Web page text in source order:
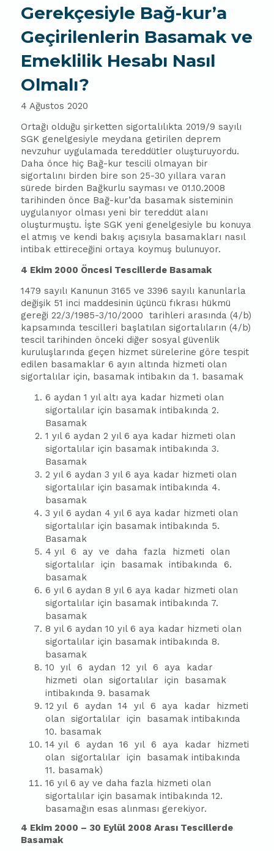
Gerekçesiyle Bağ-kur’a
Geçirilenlerin Basamak ve
Emeklilik Hesabı Nasıl
Olmalı?
4 Ağustos 2020
Ortağı olduğu şirketten sigortalılıkta 2019/9 sayılı
SGK genelgesiyle meydana getirilen deprem
nevzuhur uygulamada tereddütler oluşturuyordu.
Daha önce hiç Bağ-kur tescili olmayan bir
sigortalını birden bire son 25-30 yıllara varan
sürede birden Bağkurlu sayması ve 01.10.2008
tarihinden önce Bağ-kur’da basamak sisteminin
uygulanıyor olması yeni bir tereddüt alanı
oluşturmuştu. İşte SGK yeni genelgesiyle bu konuya
el atmış ve kendi bakış açısıyla basamakları nasıl
intibak ettireceğini ortaya koymuş bulunuyor.
4 Ekim 2000 Öncesi Tescillerde Basamak
1479 sayılı Kanunun 3165 ve 3396 sayılı kanunlarla
değişik 51 inci maddesinin üçüncü fıkrası hükmü
gereği 22/3/1985-3/10/2000 tarihleri arasında (4/b)
kapsamında tescilleri başlatılan sigortalıların (4/b)
tescil tarihinden önceki diğer sosyal güvenlik
kuruluşlarında geçen hizmet sürelerine göre tespit
edilen basamaklar 6 ayın altında hizmeti olan
sigortalılar için, basamak intibakın da 1. basamak
6 aydan 1 yıl altı aya kadar hizmeti olan
sigortalılar için basamak intibakında 2.
Basamak
1 yıl 6 aydan 2 yıl 6 aya kadar hizmeti olan
sigortalılar için basamak intibakında 3.
Basamak
2 yıl 6 aydan 3 yıl 6 aya kadar hizmeti olan
sigortalılar için basamak intibakında 4.
basamak
3 yıl 6 aydan 4 yıl 6 aya kadar hizmeti olan
sigortalılar için basamak intibakında 5.
Basamak
4 yıl 6 ay ve daha fazla hizmeti olan
sigortalılar için basamak intibakında 6.
basamak
6 yıl 6 aydan 8 yıl 6 aya kadar hizmeti olan
sigortalılar için basamak intibakında 7.
basamak
8 yıl 6 aydan 10 yıl 6 aya kadar hizmeti olan
sigortalılar için basamak intibakında 8.
basamak
10 yıl 6 aydan 12 yıl 6 aya kadar
hizmeti olan sigortalılar için basamak
intibakında 9. basamak
12 yıl 6 aydan 14 yıl 6 aya kadar hizmeti
olan sigortalılar için basamak intibakında
10. basamak
14 yıl 6 aydan 16 yıl 6 aya kadar hizmeti
olan sigortalılar için basamak intibakında
11. basamak)
16 yıl 6 ay ve daha fazla hizmeti olan
sigortalılar için basamak intibakında 12.
basamağın esas alınması gerekiyor.
4 Ekim 2000 – 30 Eylül 2008 Arası Tescillerde
Basamak